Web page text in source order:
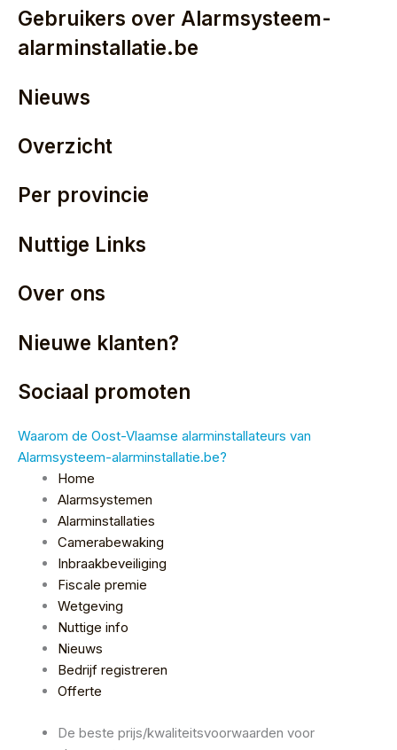
Gebruikers over Alarmsysteem-
alarminstallatie.be
Nieuws
Overzicht
Per provincie
Nuttige Links
Over ons
Nieuwe klanten?
Sociaal promoten
Waarom de Oost-Vlaamse alarminstallateurs van
Alarmsysteem-alarminstallatie.be?
Home
Alarmsystemen
Alarminstallaties
Camerabewaking
Inbraakbeveiliging
Fiscale premie
Wetgeving
Nuttige info
Nieuws
Bedrijf registreren
Offerte
De beste prijs/kwaliteitsvoorwaarden voor